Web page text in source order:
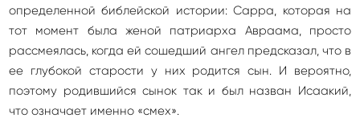
определенной библейской истории: Сарра, которая на
тот момент была женой патриарха Авраама, просто
рассмеялась, когда ей сошедший ангел предсказал, что в
ее глубокой старости у них родится сын. И вероятно,
поэтому родившийся сынок так и был назван Исаакий,
что означает именно «смех».